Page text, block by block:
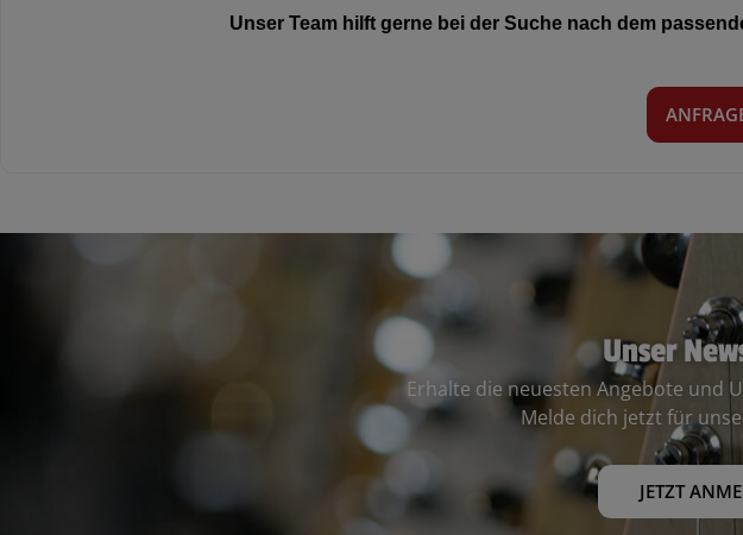
Unser Team hilft gerne bei der Suche nach dem
Unser
Erhalte die neuesten Angebote und
Melde dich jetzt für
JETZT